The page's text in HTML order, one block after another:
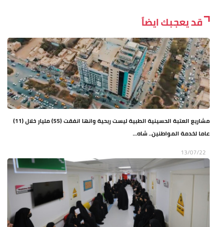
قد يعجبك ايضاً
مشاريع العتبة الحسينية الطبية ليست ربحية وانها انفقت (55) مليار خلال (11)
عاما لخدمة المواطنين.. شاه...
13/07/22